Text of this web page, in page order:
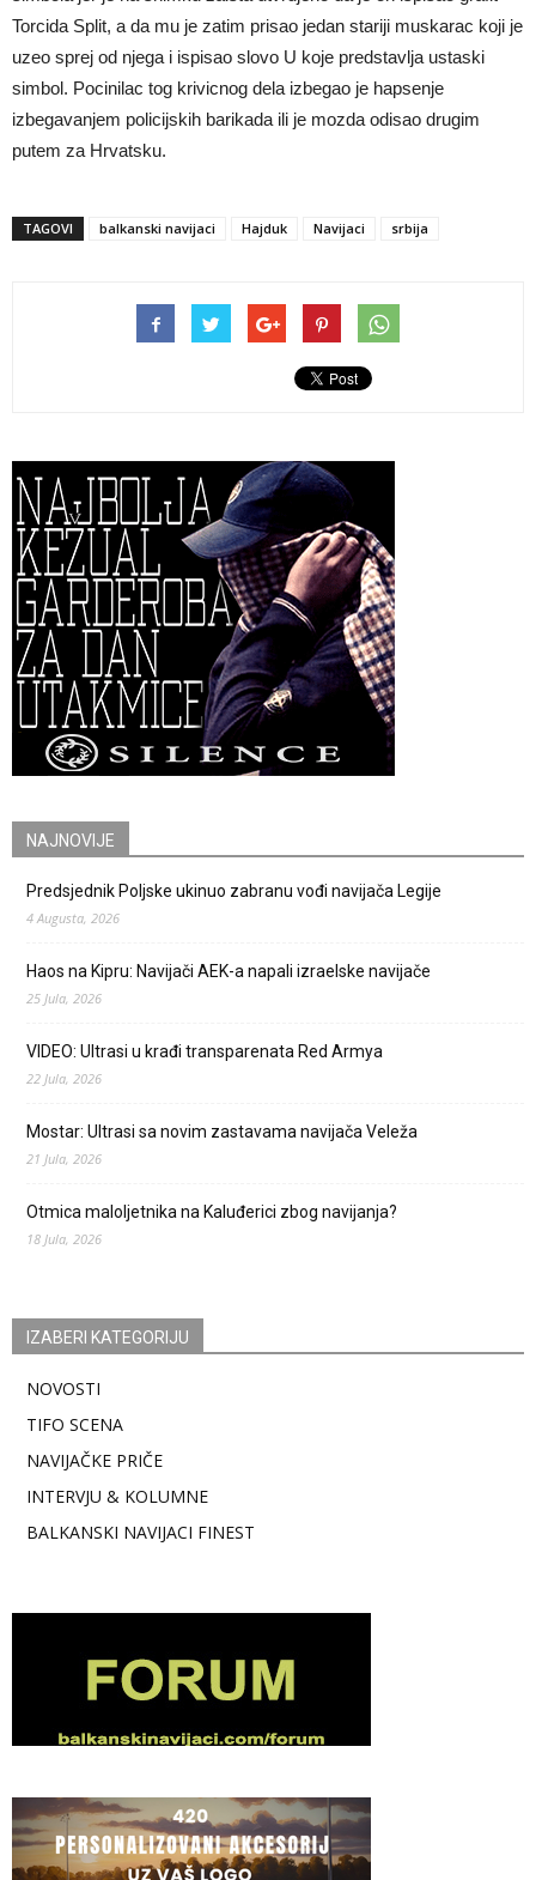
Torcida Split, a da mu je zatim prisao jedan stariji muskarac koji je
uzeo sprej od njega i ispisao slovo U koje predstavlja ustaski
simbol. Pocinilac tog krivicnog dela izbegao je hapsenje
izbegavanjem policijskih barikada ili je mozda odisao drugim
putem za Hrvatsku.
TAGOVI balkanski navijaci Hajduk Navijaci srbija
NAJNOVIJE
Predsjednik Poljske ukinuo zabranu vođi navijača Legije
4 Augusta, 2026
Haos na Kipru: Navijači AEK-a napali izraelske navijače
25 Jula, 2026
VIDEO: Ultrasi u krađi transparenata Red Armya
22 Jula, 2026
Mostar: Ultrasi sa novim zastavama navijača Veleža
21 Jula, 2026
Otmica maloljetnika na Kaluđerici zbog navijanja?
18 Jula, 2026
IZABERI KATEGORIJU
NOVOSTI
TIFO SCENA
NAVIJAČKE PRIČE
INTERVJU & KOLUMNE
BALKANSKI NAVIJACI FINEST